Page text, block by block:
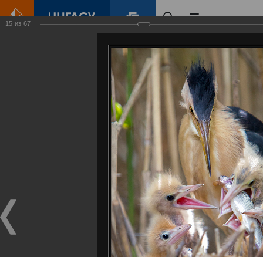
Галерея
Артемовские луга – жемчужина Нижегородского Поволжья
Фотогалерея
15 из 67